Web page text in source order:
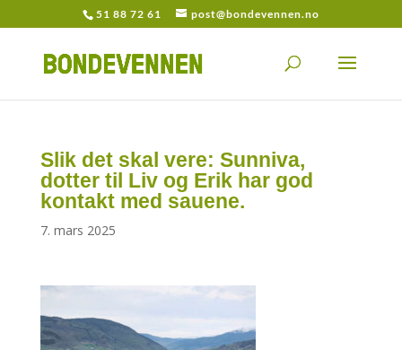
51 88 72 61 post@bondevennen.no
Slik det skal vere: Sunniva,
dotter til Liv og Erik har god
kontakt med sauene.
7. mars 2025